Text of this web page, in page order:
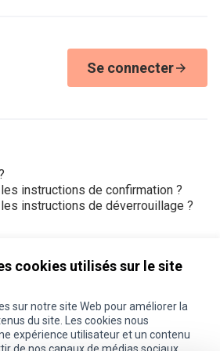
cookies utilisés sur le site
sur notre site Web pour améliorer la
du site. Les cookies nous
expérience utilisateur et un contenu
Se connecter
instructions de confirmation ?
les instructions de déverrouillage ?
Instagram